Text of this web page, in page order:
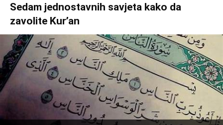
Sedam jednostavnih savjeta kako da
zavolite Kur’an